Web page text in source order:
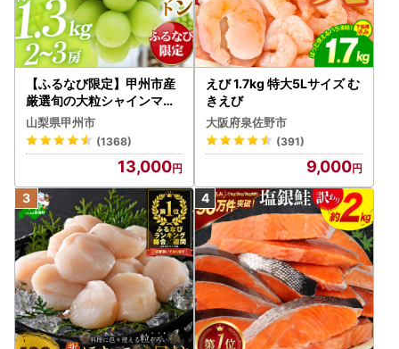
【ふるなび限定】甲州市産
厳選旬の大粒シャインマス
カット 約1.3kg 2～3房【2
026年発送】（MG）B12-
472 FN-Limited-VO シャ
インマスカット フルーツ
山梨県甲州市
(1368)
13,000
えび 1.7kg 特大5Lサイズ む
きえび
大阪府泉佐野市
(391)
9,000